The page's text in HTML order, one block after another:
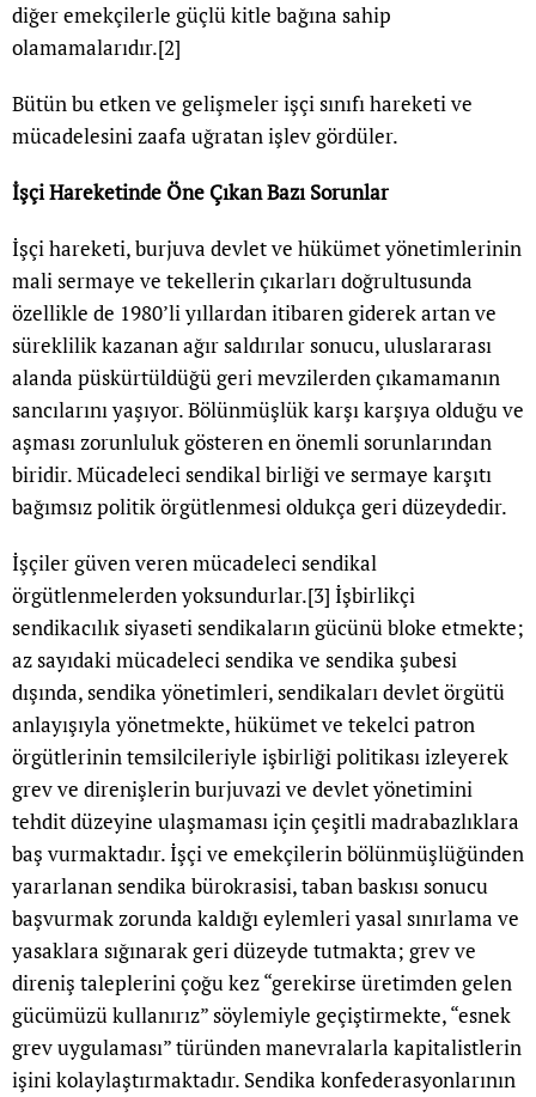
diğer emekçilerle güçlü kitle bağına sahip
olamamalarıdır.[2]
Bütün bu etken ve gelişmeler işçi sınıfı hareketi ve
mücadelesini zaafa uğratan işlev gördüler.
İşçi Hareketinde Öne Çıkan Bazı Sorunlar
İşçi hareketi, burjuva devlet ve hükümet yönetimlerinin
mali sermaye ve tekellerin çıkarları doğrultusunda
özellikle de 1980’li yıllardan itibaren giderek artan ve
süreklilik kazanan ağır saldırılar sonucu, uluslararası
alanda püskürtüldüğü geri mevzilerden çıkamamanın
sancılarını yaşıyor. Bölünmüşlük karşı karşıya olduğu ve
aşması zorunluluk gösteren en önemli sorunlarından
biridir. Mücadeleci sendikal birliği ve sermaye karşıtı
bağımsız politik örgütlenmesi oldukça geri düzeydedir.
İşçiler güven veren mücadeleci sendikal
örgütlenmelerden yoksundurlar.[3] İşbirlikçi
sendikacılık siyaseti sendikaların gücünü bloke etmekte;
az sayıdaki mücadeleci sendika ve sendika şubesi
dışında, sendika yönetimleri, sendikaları devlet örgütü
anlayışıyla yönetmekte, hükümet ve tekelci patron
örgütlerinin temsilcileriyle işbirliği politikası izleyerek
grev ve direnişlerin burjuvazi ve devlet yönetimini
tehdit düzeyine ulaşmaması için çeşitli madrabazlıklara
baş vurmaktadır. İşçi ve emekçilerin bölünmüşlüğünden
yararlanan sendika bürokrasisi, taban baskısı sonucu
başvurmak zorunda kaldığı eylemleri yasal sınırlama ve
yasaklara sığınarak geri düzeyde tutmakta; grev ve
direniş taleplerini çoğu kez “gerekirse üretimden gelen
gücümüzü kullanırız” söylemiyle geçiştirmekte, “esnek
grev uygulaması” türünden manevralarla kapitalistlerin
işini kolaylaştırmaktadır. Sendika konfederasyonlarının